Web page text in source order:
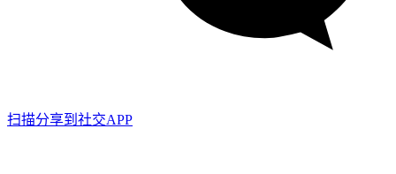
扫描分享到社交APP